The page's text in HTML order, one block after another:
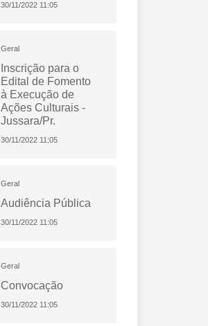
30/11/2022 11:05
Geral
Inscrição para o
Edital de Fomento
à Execução de
Ações Culturais -
Jussara/Pr.
30/11/2022 11:05
Geral
Audiência Pública
30/11/2022 11:05
Geral
Convocação
30/11/2022 11:05